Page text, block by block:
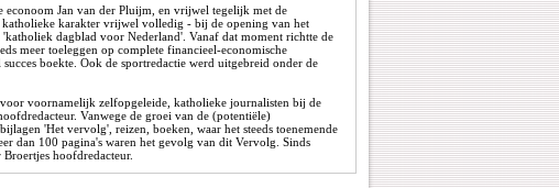
Jan van der Pluijm, en vrijwel tegelijk met de
karakter vrijwel volledig - bij de opening van het
dagblad voor Nederland'. Vanaf dat moment richtte de
meer toeleggen op complete financieel-economische
boekte. Ook de sportredactie werd uitgebreid onder de
voornamelijk zelfopgeleide, katholieke journalisten bij de
Vanwege de groei van de (potentiële)
'Het vervolg', reizen, boeken, waar het steeds toenemende
dan 100 pagina's waren het gevolg van dit Vervolg. Sinds
hoofdredacteur.